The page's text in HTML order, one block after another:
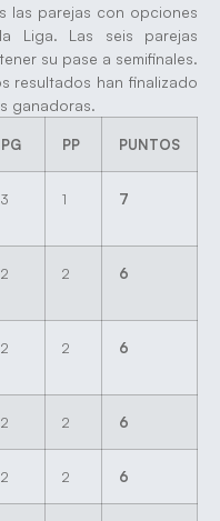
las parejas con opciones
Liga. Las seis parejas
su pase a semifinales.
resultados han finalizado
ganadoras.
PG PP PUNTOS
3 1 7
2 2 6
2 2 6
2 2 6
2 2 6